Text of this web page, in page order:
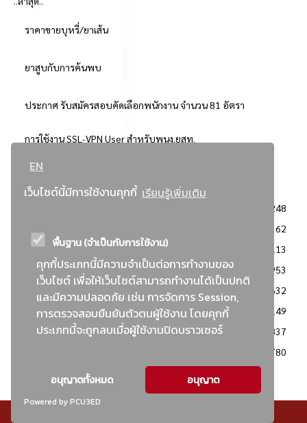
EN
เว็บไซต์นี้มีการใช้งานคุกกี้ เรียนรู้เพิ่มเติม
พื้นฐาน (จำเป็นกับการใช้งาน)
คุกกี้ประเภทนี้มีความจำเป็นต่อการทำงานของ
เว็บไซต์ เพื่อให้เว็บไซต์สามารถทำงานได้เป็นปกติ
และมีความปลอดภัย เช่น การจัดการ Session,
การตรวจสอบยืนยันตัวตนผู้ใช้งาน โดยคุกกี้
ประเภทนี้จะถูกลบเมื่อผู้ใช้งานปิดบราวเซอร์
อนุญาตทั้งหมด อนุญาต
Powered by PCU3ED
ราคาขายบุหรี่/ยาเส้น
ยาสูบกับการค้นพบ
ประกาศ รับสมัครสอบคัดเลือกพนักงาน จำนวน 81 อัตรา
การใช้งาน SSL-VPN User สำหรับพนง.ยสท.
..ยอดนิยม..
3248
2362
: วิธีเฉพาะเจาะจง
2113
ข่าวสาร/ประกาศ
1953
: เอกสารส่งเสริมความโปร่งใสในการจัดซื้อจัดจ้าง
1632
ข่าวสารจัดซื้อจัดจ้าง
1149
: แผนการจัดซื้อจัดจ้าง
837
780